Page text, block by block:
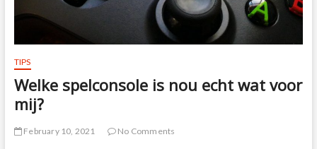
TIPS
Welke spelconsole is nou echt wat voor
mij?
February 10, 2021 No Comments